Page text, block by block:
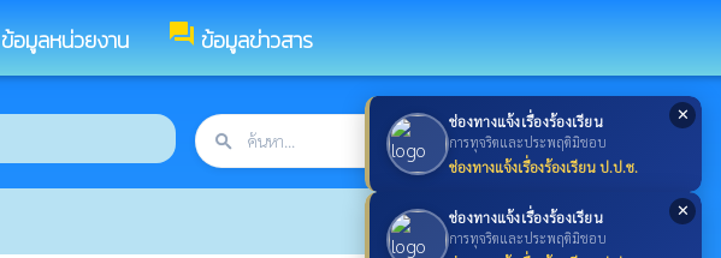
✕
ช่องทางแจ้งเรื่องร้องเรียน
การทุจริตและประพฤติมิชอบ
ช่องทางแจ้งเรื่องร้องเรียน ป.ป.ช.
✕
ช่องทางแจ้งเรื่องร้องเรียน
การทุจริตและประพฤติมิชอบ
ข้อมูลหน่วยงาน forum ข้อมูลข่าวสาร
search searchค้นหา